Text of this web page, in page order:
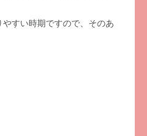
すい時期ですので、そのあ